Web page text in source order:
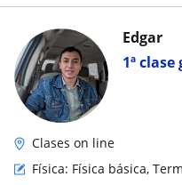
1ª
Edgar
Clases on line
Física: Física básica,